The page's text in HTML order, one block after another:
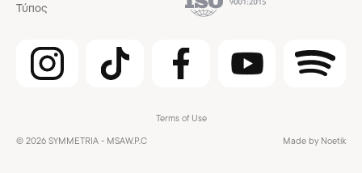
Τύπος
© 2026 SYMMETRIA - MSAW.P.C
Terms of Use
Made by Noetik